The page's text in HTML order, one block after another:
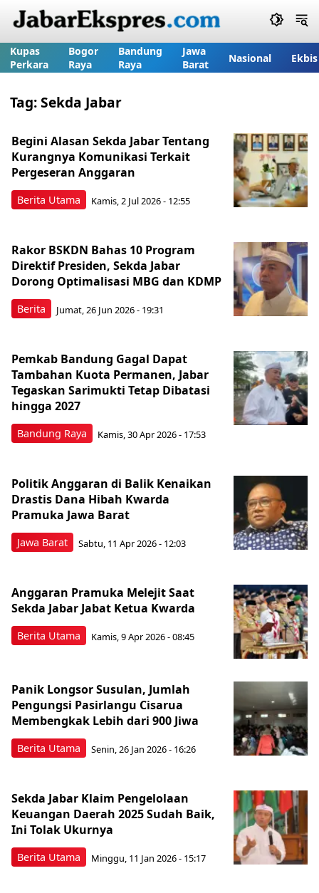
Kupas
Perkara
Bogor
Raya
Bandung
Raya
Jawa
Barat
Nasional Ekbis
Tag:Sekda Jabar
Berita Utama
Begini Alasan Sekda Jabar Tentang
Kurangnya Komunikasi Terkait
Pergeseran Anggaran
Kamis, 2 Jul 2026 - 12:55
Berita
Rakor BSKDN Bahas 10 Program
Direktif Presiden, Sekda Jabar
Dorong Optimalisasi MBG dan KDMP
Jumat, 26 Jun 2026 - 19:31
Bandung Raya
Pemkab Bandung Gagal Dapat
Tambahan Kuota Permanen, Jabar
Tegaskan Sarimukti Tetap Dibatasi
hingga 2027
Kamis, 30 Apr 2026 - 17:53
Jawa Barat
Politik Anggaran di Balik Kenaikan
Drastis Dana Hibah Kwarda
Pramuka Jawa Barat
Sabtu, 11 Apr 2026 - 12:03
Berita Utama
Anggaran Pramuka Melejit Saat
Sekda Jabar Jabat Ketua Kwarda
Kamis, 9 Apr 2026 - 08:45
Berita Utama
Panik Longsor Susulan, Jumlah
Pengungsi Pasirlangu Cisarua
Membengkak Lebih dari 900 Jiwa
Senin, 26 Jan 2026 - 16:26
Berita Utama
Sekda Jabar Klaim Pengelolaan
Keuangan Daerah 2025 Sudah Baik,
Ini Tolak Ukurnya
Minggu, 11 Jan 2026 - 15:17